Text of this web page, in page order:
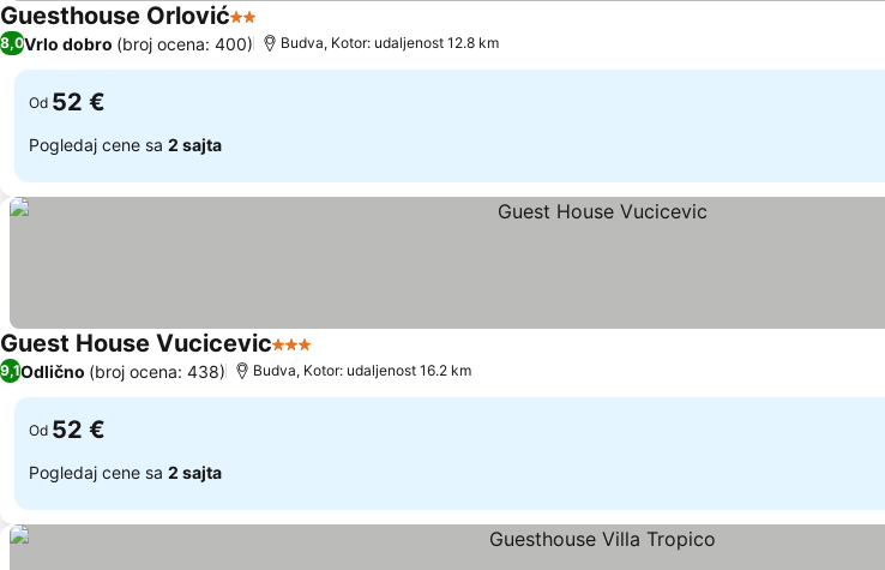
Guesthouse Orlović2 Zvezdice
8,0Vrlo dobro (broj ocena: 400) Budva, Kotor: udaljenost 12.8 km
Od 52 €
Pogledaj cene sa 2 sajta
Guest House Vucicevic3 Zvezdice
9,1Odlično (broj ocena: 438) Budva, Kotor: udaljenost 16.2 km
Od 52 €
Pogledaj cene sa 2 sajta